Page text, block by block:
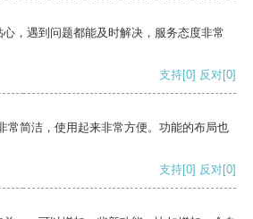
，遇到问题都能及时解决，服务态度非常
支持[0] 反对[0]
常简洁，使用起来非常方便。功能的布局也
支持[0] 反对[0]